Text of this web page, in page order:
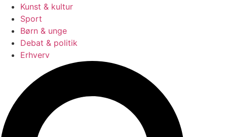
Kunst & kultur
Sport
Børn & unge
Debat & politik
Erhverv